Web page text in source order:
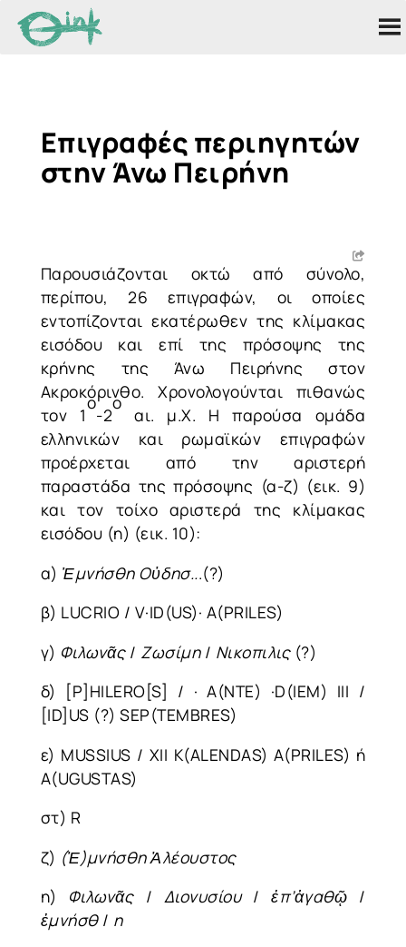
Επιγραφές περιηγητών
στην Άνω Πειρήνη
Παρουσιάζονται οκτώ από σύνολο,
περίπου, 26 επιγραφών, οι οποίες
εντοπίζονται εκατέρωθεν της κλίμακας
εισόδου και επί της πρόσοψης της
κρήνης της Άνω Πειρήνης στον
Ακροκόρινθο. Χρονολογούνται πιθανώς
τον 1
ο
-2
ο
αι. μ.Χ. Η παρούσα ομάδα
ελληνικών και ρωμαϊκών επιγραφών
προέρχεται από την αριστερή
παραστάδα της πρόσοψης (α-ζ) (εικ. 9)
και τον τοίχο αριστερά της κλίμακας
εισόδου (η) (εικ. 10):
α) Ἐμνήσθη Οὐδησ...(?)
β) LUCRIO / V·ID(US)· A(PRILES)
γ) Φιλωνᾶς/ Ζωσίμη/ Νικoπιλις(?)
δ) [P]HILERO[S] / · A(NTE) ·D(IEM) III /
[ID]US (?) SEP(TEMBRES)
ε) MUSSIUS / XII K(ALENDAS) A(PRILES) ή
A(UGUSTAS)
στ) R
ζ) (Ἐ)μνήσθηἈλέουστος
η) Φιλωνᾶς/ Διονυσίου/ἐπ’ἀγαθῷ /
ἐμνήσθ/ η